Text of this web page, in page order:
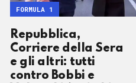
Repubblica,
Corriere della Sera
e gli altri: tutti
contro Bobbi e
FORMULA 1